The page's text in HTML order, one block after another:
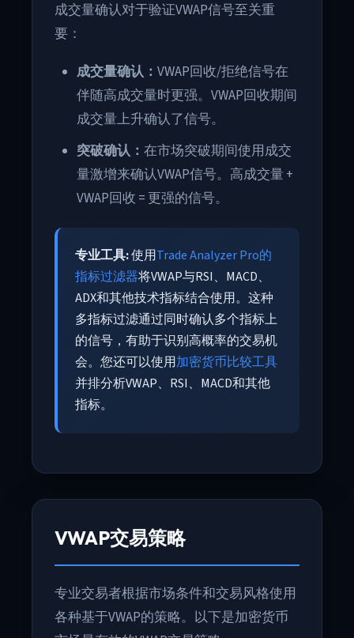
成交量确认对于验证VWAP信号至关重
要：
成交量确认： VWAP回收/拒绝信号在
伴随高成交量时更强。VWAP回收期间
成交量上升确认了信号。
突破确认： 在市场突破期间使用成交
量激增来确认VWAP信号。高成交量 +
VWAP回收 = 更强的信号。
专业工具:使用Trade Analyzer Pro的
指标过滤器将VWAP与RSI、MACD、
ADX和其他技术指标结合使用。这种
多指标过滤通过同时确认多个指标上
的信号，有助于识别高概率的交易机
会。您还可以使用加密货币比较工具
并排分析VWAP、RSI、MACD和其他
指标。
VWAP交易策略
专业交易者根据市场条件和交易风格使用
各种基于VWAP的策略。以下是加密货币